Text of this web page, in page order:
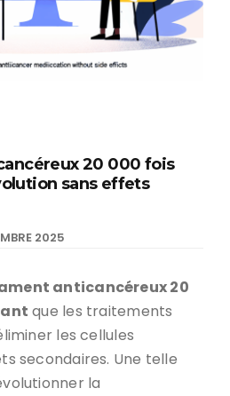
20 000 fois
sans effets
2025
anticancéreux 20
que les traitements
les cellules
secondaires. Une telle
la